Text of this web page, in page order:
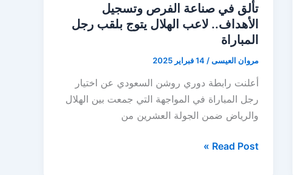
تألق في صناعة الفرص وتسجيل
الأهداف.. لاعب الهلال يتوج بلقب رجل
المباراة
مروان العيسى/ 14 فبراير 2025
أعلنت رابطة دوري روشن السعودي عن اختيار
رجل المباراة في المواجهة التي جمعت بين الهلال
والرياض ضمن الجولة العشرين من
تألق
Read Post »